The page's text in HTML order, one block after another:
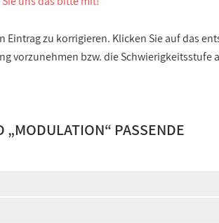
zu korrigieren. Klicken Sie auf das
vorzunehmen bzw. die Schwierigkeitsstufe
„MODULATION“ PASSENDE